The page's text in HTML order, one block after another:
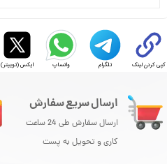
★ ★★ ★★
کپی کردن لینک تلگرام واتساپ ایکس (توییتر)
ارسال سریع سفارش
ارسال سفارش طی 24 ساعت
کاری و تحویل به پست